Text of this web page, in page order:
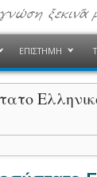
ΕΠΙΣΤΗΜΗ